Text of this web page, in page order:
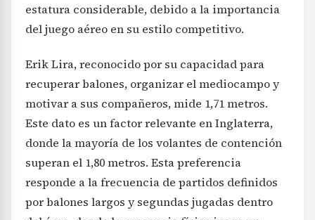
estatura considerable, debido a la importancia
del juego aéreo en su estilo competitivo.
Erik Lira, reconocido por su capacidad para
recuperar balones, organizar el mediocampo y
motivar a sus compañeros, mide 1,71 metros.
Este dato es un factor relevante en Inglaterra,
donde la mayoría de los volantes de contención
superan el 1,80 metros. Esta preferencia
responde a la frecuencia de partidos definidos
por balones largos y segundas jugadas dentro